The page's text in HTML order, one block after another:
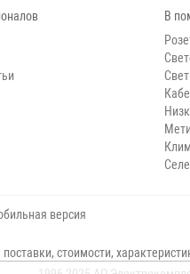
В
версия
стоимости,